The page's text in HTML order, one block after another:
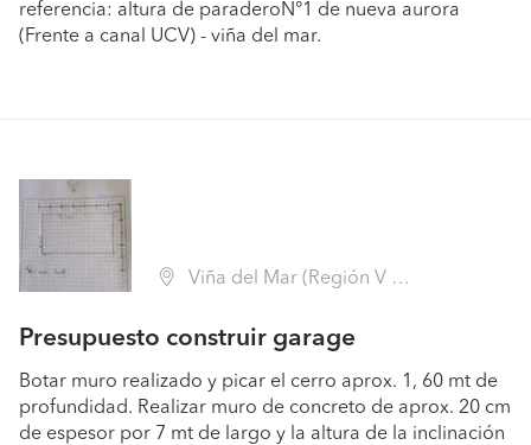
referencia: altura de paraderoN°1 de nueva aurora
(Frente a canal UCV) - viña del mar.
Viña del Mar (Región V Valparaíso - Valparaíso)
Presupuesto construir garage
Botar muro realizado y picar el cerro aprox. 1, 60 mt de
profundidad. Realizar muro de concreto de aprox. 20 cm
de espesor por 7 mt de largo y la altura de la inclinación